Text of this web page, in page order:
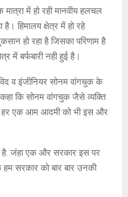
मात्रा में हो रही मानवीय हलचल
हिमालय क्षेत्र में हो रहे
हो रहा है जिसका परिणाम है
में बर्फबारी नही हुई है।
व इंजीनियर सोनम वांगचुक के
कि सोनम वांगचुक जैसे व्यक्ति
हर एक आम आदमी को भी इस और
है. जंहा एक और सरकार इस पर
हम सरकार को बार बार उनकी